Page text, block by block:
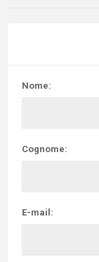
Nome:
Cognome:
E-mail: